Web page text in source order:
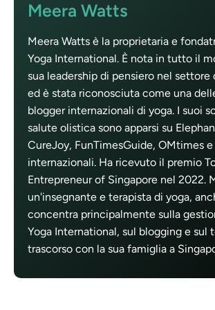
Meera Watts
Meera Watts è la proprietaria e
Yoga International. È nota in tutto il
sua leadership di pensiero nel settore
ed è stata riconosciuta come una
blogger internazionali di yoga. I suoi
salute olistica sono apparsi su
CureJoy, FunTimesGuide, OMtimes
internazionali. Ha ricevuto il premio
Entrepreneur of Singapore nel 2022.
un'insegnante e terapista di yoga,
concentra principalmente sulla
Yoga International, sul blogging e sul
trascorso con la sua famiglia a